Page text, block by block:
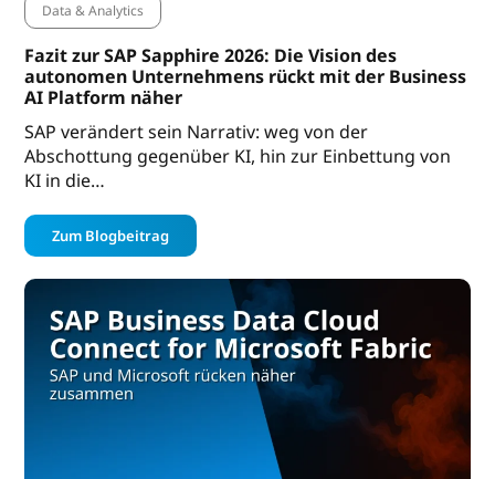
Data & Analytics
Fazit zur SAP Sapphire 2026: Die Vision des
autonomen Unternehmens rückt mit der Business
AI Platform näher
SAP verändert sein Narrativ: weg von der
Abschottung gegenüber KI, hin zur Einbettung von
KI in die…
Zum Blogbeitrag